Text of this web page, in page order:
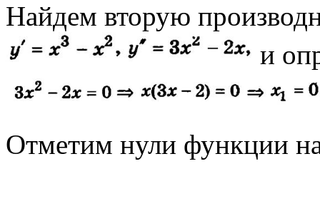
Найдем вторую
и
Отметим нули функции